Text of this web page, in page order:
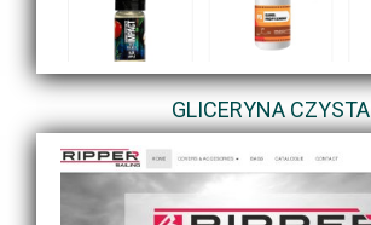
GLICERYNA CZYSTA